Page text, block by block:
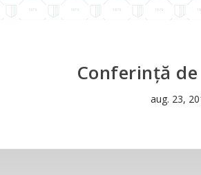
Conferință
aug. 23,